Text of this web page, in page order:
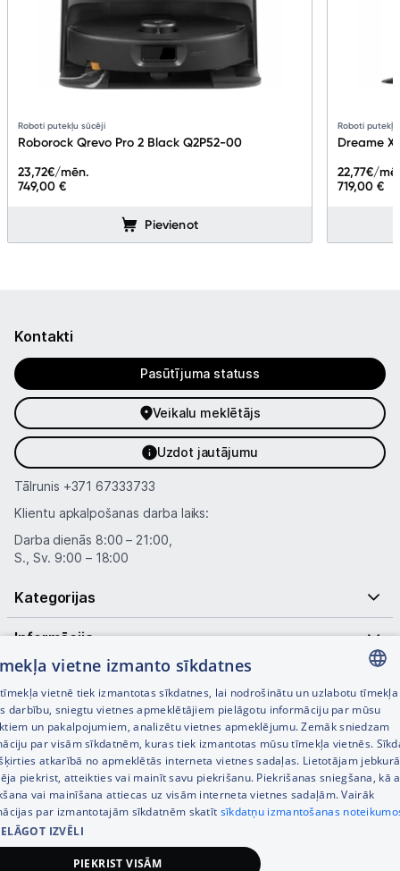
Roboti putekļu sūcēji
Roborock Qrevo Pro 2 Black Q2P52-00
749,00 €
23,72€/mēn.
Pievienot
Roboti
Dreame
719,00 €
22,77€/
Kontakti
Pasūtījuma statuss
Veikalu meklētājs
Uzdot jautājumu
Tālrunis +371 67333733
Klientu apkalpošanas darba laiks:
Darba dienās 8:00 – 21:00,
S., Sv. 9:00 – 18:00
Kategorijas
Informācija
Noderīgas saites
© SIA Tet 2026 -
LATVIAN
RUSSIAN
ENGLISH
vietne izmanto sīkdatnes
vietnē tiek izmantotas sīkdatnes, lai nodrošinātu un uzlabotu tīmekļa
darbību, sniegtu vietnes apmeklētājiem pielāgotu informāciju par mūsu
un pakalpojumiem, analizētu vietnes apmeklējumu. Zemāk sniedzam
par visām sīkdatnēm, kuras tiek izmantotas mūsu tīmekļa vietnēs.
atkarībā no apmeklētās interneta vietnes sadaļas. Lietotājam
piekrist, atteikties vai mainīt savu piekrišanu. Piekrišanas sniegšana, kā
vai mainīšana attiecas uz visām interneta vietnes sadaļām. Vairāk
par izmantotajām sīkdatnēm skatīt sīkdatņu izmantošanas
IZVĒLI
PIEKRIST VISĀM